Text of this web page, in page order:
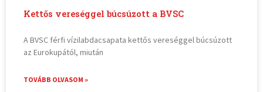
Kettős vereséggel búcsúzott a BVSC
A BVSC férfi vízilabdacsapata kettős vereséggel búcsúzott
az Eurokupától, miután
TOVÁBB OLVASOM »